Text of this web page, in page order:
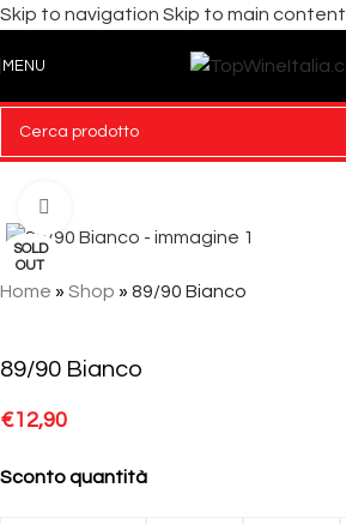
Skip to navigation Skip to main content
MENU
SOLD
OUT
Home » Shop » 89/90 Bianco
89/90 Bianco
€12,90
Sconto quantità